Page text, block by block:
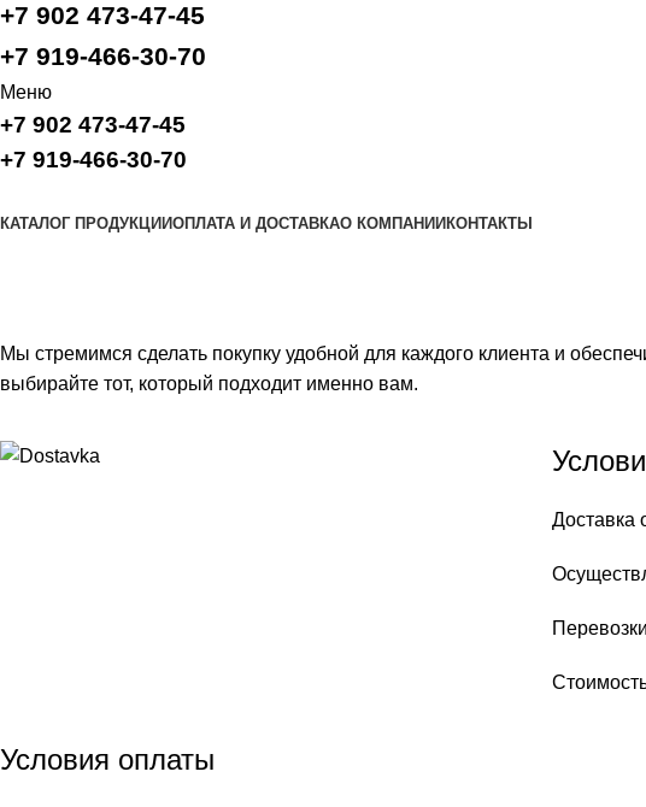
+7 902 473-47-45
+7 919-466-30-70
Меню
+7 902 473-47-45
+7 919-466-30-70
КАТАЛОГ ПРОДУКЦИИОПЛАТА И ДОСТАВКАО КОМПАНИИ КОНТАКТЫ
Мы стремимся сделать покупку удобной для каждого клиента и
выбирайте тот, который подходит именно вам.
Доставка
Условия оплаты